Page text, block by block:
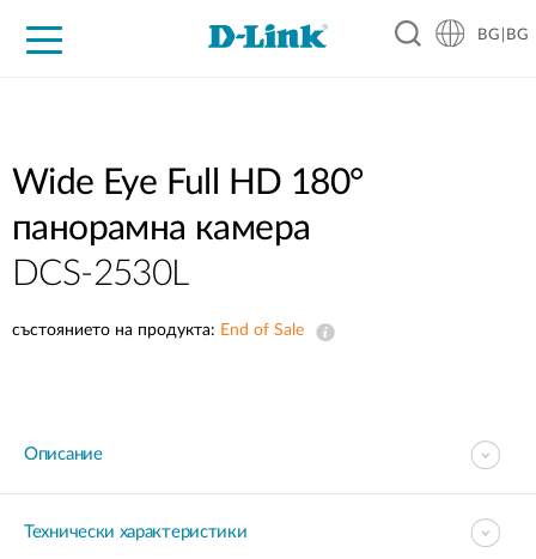
BG|BG
Wide Eye Full HD 180°
панорамна камера
DCS-2530L
състоянието на продукта: End of Sale
Описание
Технически характеристики